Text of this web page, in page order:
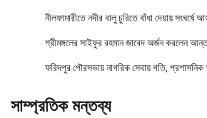
নীলফামারীতে নদীর বালু চুরিতে বাঁধা দেয়ায় সংঘর্ষে
শ্রীমঙ্গলের সাইফুর রহমান জাবেদ অর্জন করলেন
ফরিদপুর পৌরসভায় নাগরিক সেবায় গতি,
সাম্প্রতিক মন্তব্য